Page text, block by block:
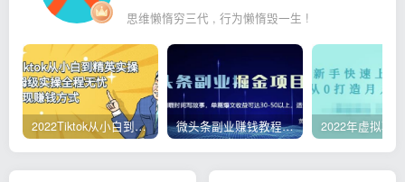
思维懒惰穷三代 , 行为懒惰毁一生 !
2022Tiktok从小白到精英实操，0-1保姆级实操全程无忧，多种变现赚钱方式 微头条副业赚钱教程，项目单号单天做到50-100+收益